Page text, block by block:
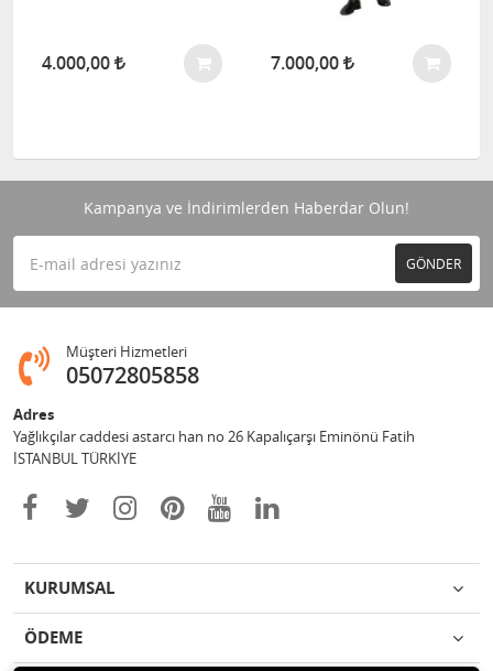
4.000,00 7.000,00
Kampanya ve İndirimlerden Haberdar Olun!
GÖNDER
Müşteri Hizmetleri
05072805858
Adres
Yağlıkçılar caddesi astarcı han no 26 Kapalıçarşı Eminönü Fatih
İSTANBUL TÜRKİYE
KURUMSAL
ÖDEME